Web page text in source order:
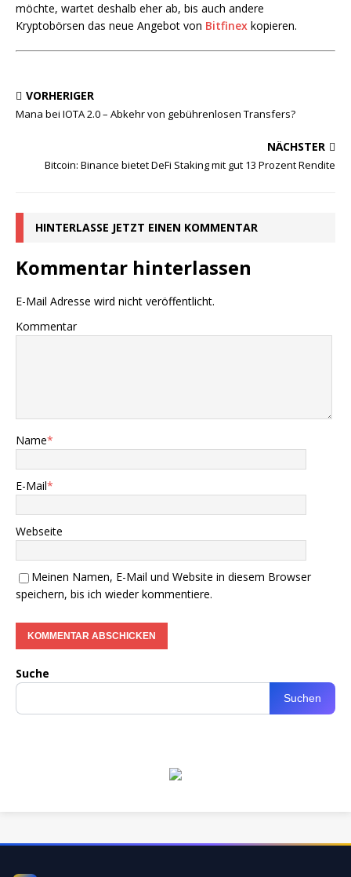
möchte, wartet deshalb eher ab, bis auch andere
Kryptobörsen das neue Angebot von Bitfinex kopieren.
VORHERIGER
Mana bei IOTA 2.0 – Abkehr von gebührenlosen Transfers?
NÄCHSTER
Bitcoin: Binance bietet DeFi Staking mit gut 13 Prozent Rendite
HINTERLASSE JETZT EINEN KOMMENTAR
Kommentar hinterlassen
E-Mail Adresse wird nicht veröffentlicht.
Kommentar
Name*
E-Mail*
Webseite
Meinen Namen, E-Mail und Website in diesem Browser
speichern, bis ich wieder kommentiere.
Suche
Suchen